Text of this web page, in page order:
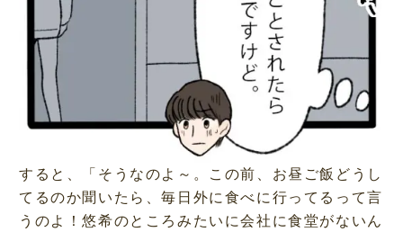
すると、「そうなのよ～。この前、お昼ご飯どうし
てるのか聞いたら、毎日外に食べに行ってるって言
うのよ！悠希のところみたいに会社に食堂がないん